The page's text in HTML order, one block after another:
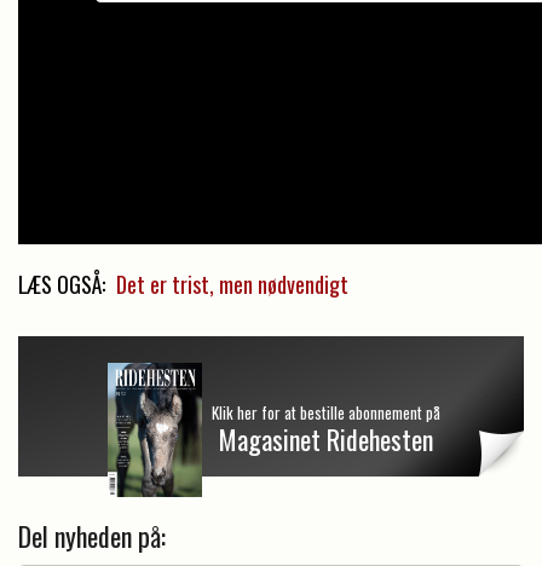
LÆS OGSÅ: Det er trist, men nødvendigt
Klik her for at bestille abonnement på
Magasinet Ridehesten
Del nyheden på: